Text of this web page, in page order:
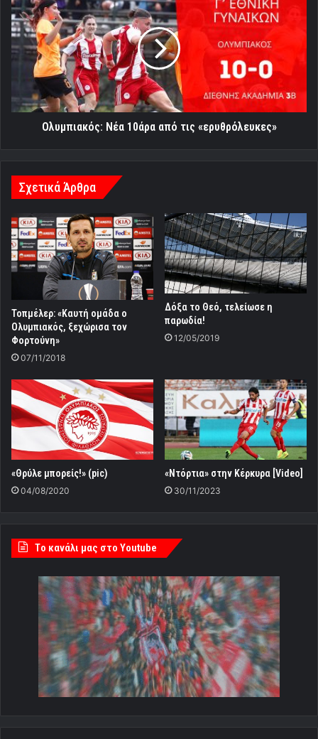
Νέα
10άρα
από
τις
«ερυθρόλευκες»
Ολυμπιακός: Νέα 10άρα από τις «ερυθρόλευκες»
Σχετικά Άρθρα
Τοπμέλερ: «Καυτή ομάδα ο
Ολυμπιακός, ξεχώρισα τον
Φορτούνη»
07/11/2018
Δόξα το Θεό, τελείωσε η
παρωδία!
12/05/2019
«Θρύλε μπορείς!» (pic)
04/08/2020
«Ντόρτια» στην Κέρκυρα [Video]
30/11/2023
Tο κανάλι μας στο Youtube